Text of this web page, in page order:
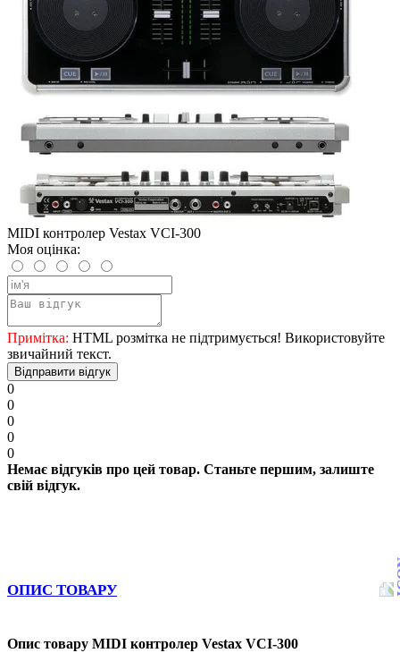
MIDI контролер Vestax VCI-300
Моя оцінка:
Примітка: HTML розмітка не підтримується! Використовуйте
звичайний текст.
Відправити відгук
0
0
0
0
0
Немає відгуків про цей товар. Станьте першим, залиште
свій відгук.
ОПИС ТОВАРУ
Опис товару MIDI контролер Vestax VCI-300